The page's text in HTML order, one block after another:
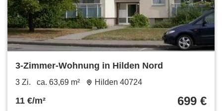
3-Zimmer-Wohnung in Hilden Nord
3 Zi. ca. 63,69 m² Hilden 40724
11 €/m² 699 €